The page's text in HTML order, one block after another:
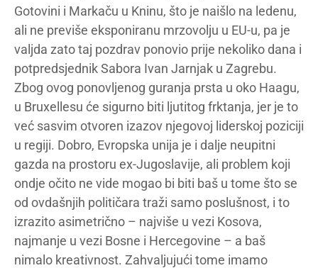
Gotovini i Markaču u Kninu, što je naišlo na ledenu,
ali ne previše eksponiranu mrzovolju u EU-u, pa je
valjda zato taj pozdrav ponovio prije nekoliko dana i
potpredsjednik Sabora Ivan Jarnjak u Zagrebu.
Zbog ovog ponovljenog guranja prsta u oko Haagu,
u Bruxellesu će sigurno biti ljutitog frktanja, jer je to
već sasvim otvoren izazov njegovoj liderskoj poziciji
u regiji. Dobro, Evropska unija je i dalje neupitni
gazda na prostoru ex-Jugoslavije, ali problem koji
ondje očito ne vide mogao bi biti baš u tome što se
od ovdašnjih političara traži samo poslušnost, i to
izrazito asimetrično – najviše u vezi Kosova,
najmanje u vezi Bosne i Hercegovine – a baš
nimalo kreativnost. Zahvaljujući tome imamo